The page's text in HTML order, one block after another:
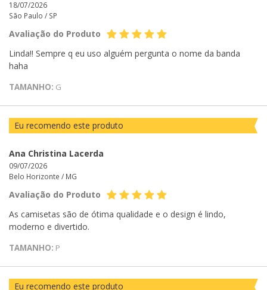
18/07/2026
São Paulo / SP
Avaliação do Produto
Linda!! Sempre q eu uso alguém pergunta o nome da banda
haha
TAMANHO: G
Eu recomendo este produto
Ana Christina Lacerda
09/07/2026
Belo Horizonte / MG
Avaliação do Produto
As camisetas são de ótima qualidade e o design é lindo,
moderno e divertido.
TAMANHO: P
Eu recomendo este produto